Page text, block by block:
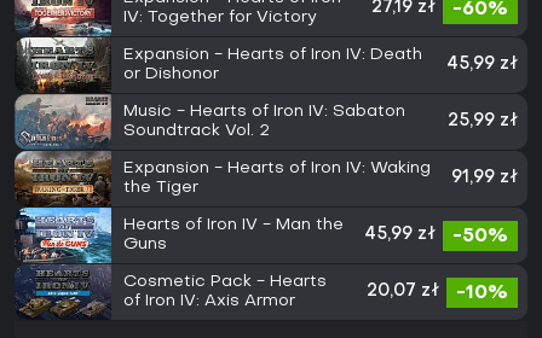
IV: Together for Victory
27,19 zł -60%
Expansion - Hearts of Iron IV: Death
or Dishonor
45,99 zł
Music - Hearts of Iron IV: Sabaton
Soundtrack Vol. 2
25,99 zł
Expansion - Hearts of Iron IV: Waking
the Tiger
91,99 zł
Hearts of Iron IV - Man the
Guns
45,99 zł -50%
Cosmetic Pack - Hearts
of Iron IV: Axis Armor
20,07 zł -10%